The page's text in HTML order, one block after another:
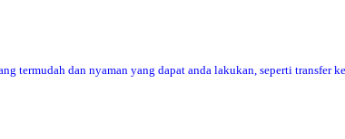
termudah dan nyaman yang dapat anda lakukan, seperti transfer